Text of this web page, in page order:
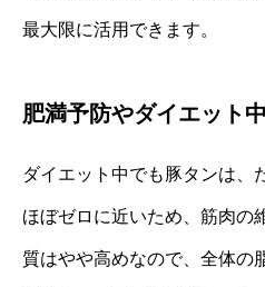
最大限に活用できます。
肥満予防やダイエット
ダイエット中でも豚タンは、
ほぼゼロに近いため、筋肉の
質はやや高めなので、全体の